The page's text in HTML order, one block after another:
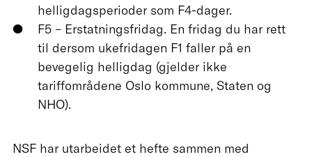
helligdagsperioder som F4-dager.
F5 – Erstatningsfridag. En fridag du har rett
til dersom ukefridagen F1 faller på en
bevegelig helligdag (gjelder ikke
tariffområdene Oslo kommune, Staten og
NHO).
NSF har utarbeidet et hefte sammen med